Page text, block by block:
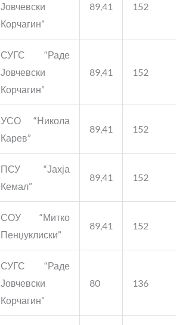
Јовчевски
Корчагин”
89,41 152
СУГС “Раде
Јовчевски
Корчагин”
89,41 152
УСО “Никола
Карев”
89,41 152
ПСУ “Јахја
Кемал”
89,41 152
СОУ “Митко
Пенџуклиски”
89,41 152
СУГС “Раде
Јовчевски
Корчагин”
80 136